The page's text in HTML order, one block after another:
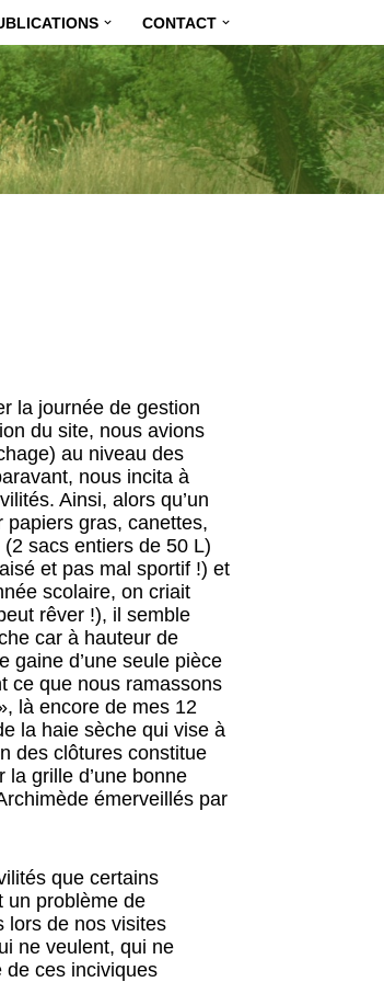
CONTACT
la journée de gestion
du site, nous avions
au niveau des
nous incita à
Ainsi, alors qu’un
papiers gras, canettes,
sacs entiers de 50 L)
et pas mal sportif !) et
scolaire, on criait
rêver !), il semble
car à hauteur de
gaine d’une seule pièce
ce que nous ramassons
là encore de mes 12
la haie sèche qui vise à
des clôtures constitue
grille d’une bonne
émerveillés par
que certains
un problème de
lors de nos visites
ne veulent, qui ne
de ces inciviques